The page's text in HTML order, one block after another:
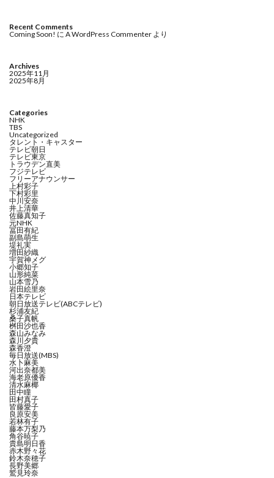
Recent Comments
Coming Soon! に A WordPress Commenter より
Archives
2025年11月
2025年8月
Categories
NHK
TBS
Uncategorized
タレント・キャスター
テレビ朝日
テレビ東京
トラウデン直美
フジテレビ
フリーアナウンサー
上村彩子
下村彩里
中川安奈
井上清華
佐藤真知子
元NHK
冨田有紀
副島萌生
堤礼実
増田紗織
宇賀神メグ
小郷知子
山形純菜
山本雪乃
岩田絵里奈
日本テレビ
朝日放送テレビ(ABCテレビ)
杉浦友紀
桑子真帆
桝田沙也香
森山みなみ
森川夕貴
森香澄
毎日放送(MBS)
水卜麻美
河出奈都美
海老原優香
清水麻椰
田中瞳
田村真子
皆藤愛子
良原安美
若林有子
藤本万梨乃
角谷暁子
貴島明日香
赤木野々花
鈴木奈穂子
長野美郷
鷲見玲奈